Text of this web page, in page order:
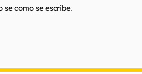
se como se escribe.